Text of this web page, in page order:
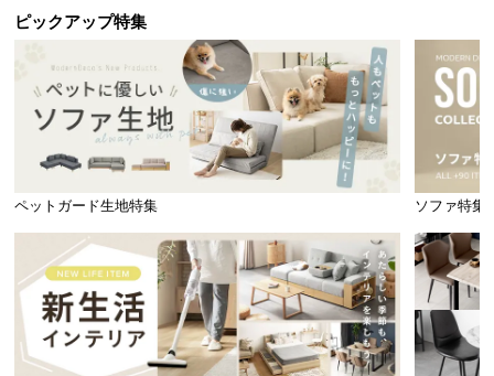
ピックアップ特集
ペットガード生地特集 ソファ特集